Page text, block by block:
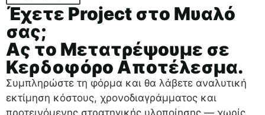
Έχετε Project στο Μυαλό
σας;
Ας το Μετατρέψουμε σε
Κερδοφόρο Αποτέλεσμα.
Συμπληρώστε τη φόρμα και θα λάβετε αναλυτική
εκτίμηση κόστους, χρονοδιαγράμματος και
προτεινόμενης στρατηγικής υλοποίησης — χωρίς